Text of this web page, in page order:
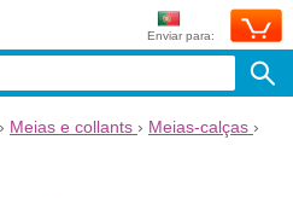
Enviar para:
› Meias e collants › Meias-calças ›